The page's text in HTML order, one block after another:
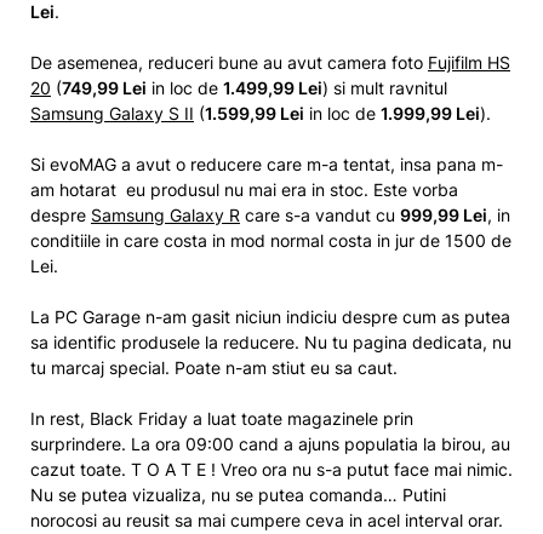
Lei.
De asemenea, reduceri bune au avut camera foto Fujifilm HS
20 (749,99 Lei in loc de 1.499,99 Lei) si mult ravnitul
Samsung Galaxy S II (1.599,99 Lei in loc de 1.999,99 Lei).
Si evoMAG a avut o reducere care m-a tentat, insa pana m-
am hotarat eu produsul nu mai era in stoc. Este vorba
despre Samsung Galaxy R care s-a vandut cu 999,99 Lei, in
conditiile in care costa in mod normal costa in jur de 1500 de
Lei.
La PC Garage n-am gasit niciun indiciu despre cum as putea
sa identific produsele la reducere. Nu tu pagina dedicata, nu
tu marcaj special. Poate n-am stiut eu sa caut.
In rest, Black Friday a luat toate magazinele prin
surprindere. La ora 09:00 cand a ajuns populatia la birou, au
cazut toate. T O A T E ! Vreo ora nu s-a putut face mai nimic.
Nu se putea vizualiza, nu se putea comanda… Putini
norocosi au reusit sa mai cumpere ceva in acel interval orar.